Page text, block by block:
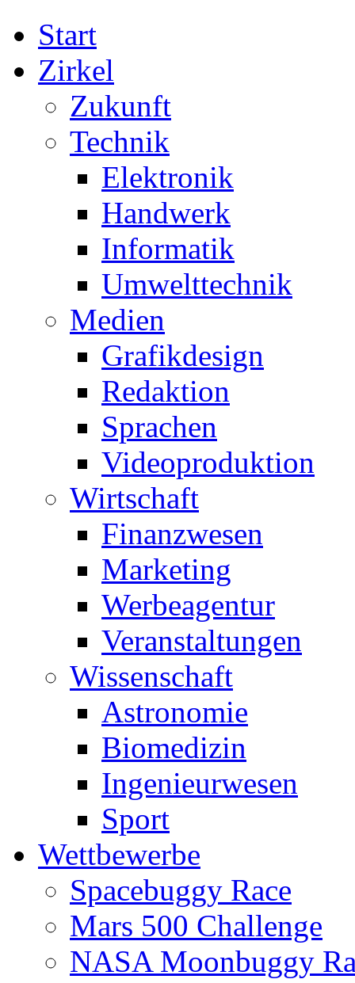
Start
Zirkel
Zukunft
Technik
Elektronik
Handwerk
Informatik
Umwelttechnik
Medien
Grafikdesign
Redaktion
Sprachen
Videoproduktion
Wirtschaft
Finanzwesen
Marketing
Werbeagentur
Veranstaltungen
Wissenschaft
Astronomie
Biomedizin
Ingenieurwesen
Sport
Wettbewerbe
Spacebuggy Race
Mars 500 Challenge
NASA Moonbuggy